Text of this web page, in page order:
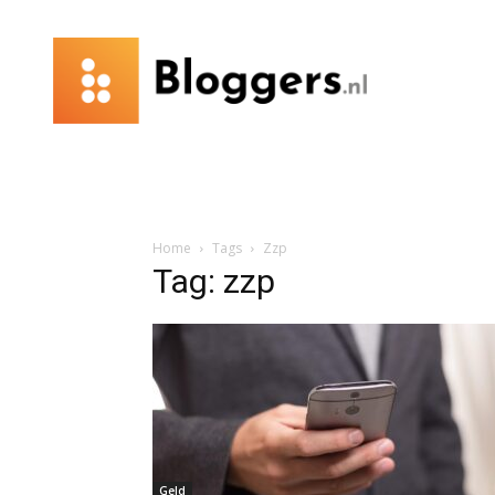
Home Tags Zzp
Tag: zzp
Geld